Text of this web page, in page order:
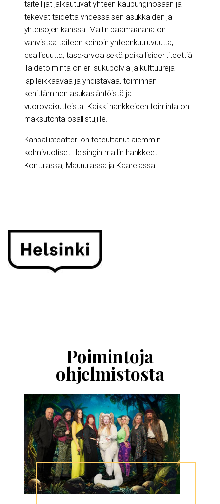
taiteilijat jalkautuvat yhteen kaupunginosaan ja
tekevät taidetta yhdessä sen asukkaiden ja
yhteisöjen kanssa. Mallin päämääränä on
vahvistaa taiteen keinoin yhteenkuuluvuutta,
osallisuutta, tasa-arvoa sekä paikallisidentiteettiä.
Taidetoiminta on eri sukupolvia ja kulttuureja
läpileikkaavaa ja yhdistävää, toiminnan
kehittäminen asukaslähtöistä ja
vuorovaikutteista. Kaikki hankkeiden toiminta on
maksutonta osallistujille.
Kansallisteatteri on toteuttanut aiemmin
kolmivuotiset Helsingin mallin hankkeet
Kontulassa, Maunulassa ja Kaarelassa.
Poimintoja
ohjelmistosta